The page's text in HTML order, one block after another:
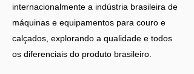
internacionalmente a indústria brasileira de
máquinas e equipamentos para couro e
calçados, explorando a qualidade e todos
os diferenciais do produto brasileiro.